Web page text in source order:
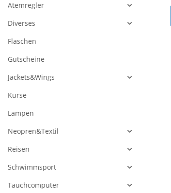
Atemregler
Diverses
Flaschen
Gutscheine
Jackets&Wings
Kurse
Lampen
Neopren&Textil
Reisen
Schwimmsport
Tauchcomputer